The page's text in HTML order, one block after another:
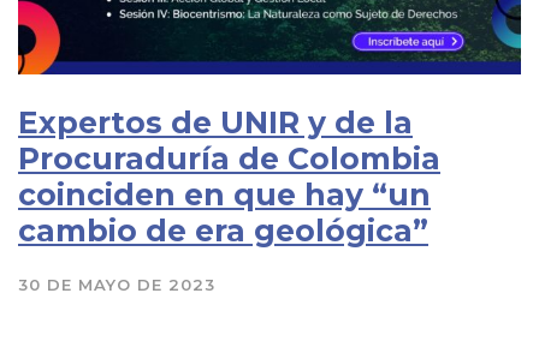
Expertos de UNIR y de la
Procuraduría de Colombia
coinciden en que hay “un
cambio de era geológica”
30 DE MAYO DE 2023